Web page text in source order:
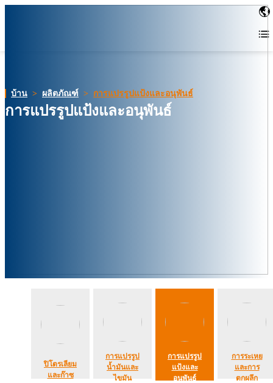
บ้าน > ผลิตภัณฑ์ > การแปรรูปแป้งและอนุพันธ์
การแปรรูปแป้งและอนุพันธ์
ปิโตรเลียม
และก๊าซ
การแปรรูป
น้ำมันและ
ไขมัน
การแปรรูป
แป้งและ
อนุพันธ์
การระเหย
และการ
ตกผลึก